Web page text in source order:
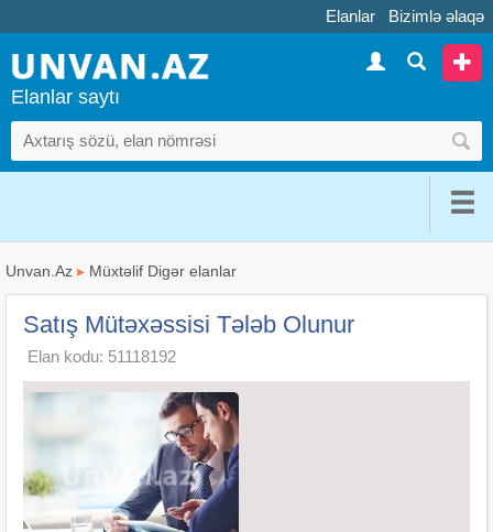
Elanlar Bizimlə əlaqə
Elanlar saytı
Unvan.Az ▸ Müxtəlif Digər elanlar
Satış Mütəxəssisi Tələb Olunur
Elan kodu: 51118192